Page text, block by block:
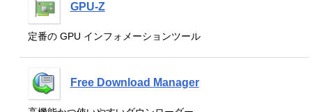
GPU-Z
定番の GPU インフォメーションツール
Free Download Manager